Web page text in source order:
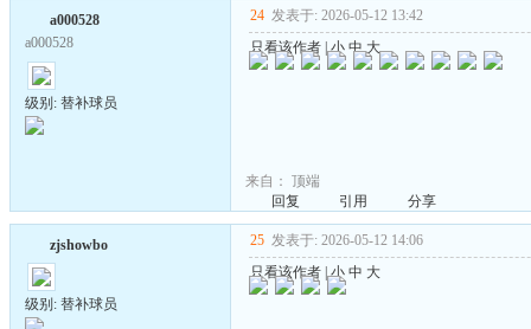
a000528
a000528
级别: 替补球员
24 发表于: 2026-05-12 13:42
只看该作者 |小 中 大
来自： 顶端
回复
引用 分享
zjshowbo
级别: 替补球员
25 发表于: 2026-05-12 14:06
只看该作者 |小 中 大